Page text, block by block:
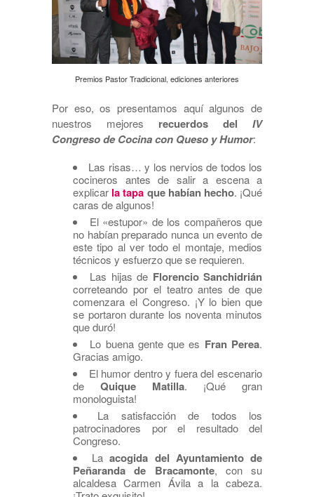
Premios Pastor Tradicional, ediciones anteriores
Por eso, os presentamos aquí algunos de
nuestros mejores recuerdos del IV
Congreso de Cocina con Queso y Humor:
Las risas… y los nervios de todos los
cocineros antes de salir a escena a
explicar la tapa que habían hecho. ¡Qué
caras de algunos!
El «estupor» de los compañeros que
no habían preparado nunca un evento de
este tipo al ver todo el montaje, medios
técnicos y esfuerzo que se requieren.
Las hijas de Florencio Sanchidrián
correteando por el teatro antes de que
comenzara el Congreso. ¡Y lo bien que
se portaron durante los noventa minutos
que duró!
Lo buena gente que es Fran Perea.
Gracias amigo.
El humor dentro y fuera del escenario
de Quique Matilla. ¡Qué gran
monologuista!
La satisfacción de todos los
patrocinadores por el resultado del
Congreso.
Laacogida del Ayuntamiento de
Peñaranda de Bracamonte, con su
alcaldesa Carmen Ávila a la cabeza.